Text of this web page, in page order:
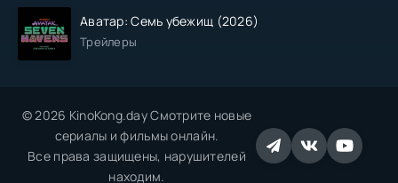
Аватар: Семь убежищ (2026)
Трейлеры
© 2026 KinoKong.day Смотрите новые
сериалы и фильмы онлайн.
Все права защищены, нарушителей
находим.